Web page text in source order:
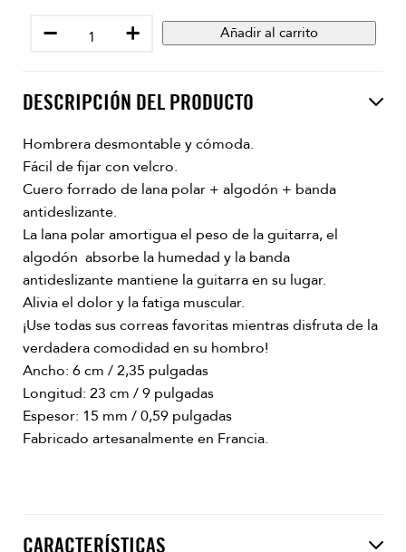
− + Añadir al carrito
DESCRIPCIÓN DEL PRODUCTO
Hombrera desmontable y cómoda.
Fácil de fijar con velcro.
Cuero forrado de lana polar + algodón + banda
antideslizante.
La lana polar amortigua el peso de la guitarra, el
algodón absorbe la humedad y la banda
antideslizante mantiene la guitarra en su lugar.
Alivia el dolor y la fatiga muscular.
¡Use todas sus correas favoritas mientras disfruta de la
verdadera comodidad en su hombro!
Ancho: 6 cm / 2,35 pulgadas
Longitud: 23 cm / 9 pulgadas
Espesor: 15 mm / 0,59 pulgadas
Fabricado artesanalmente en Francia.
CARACTERÍSTICAS